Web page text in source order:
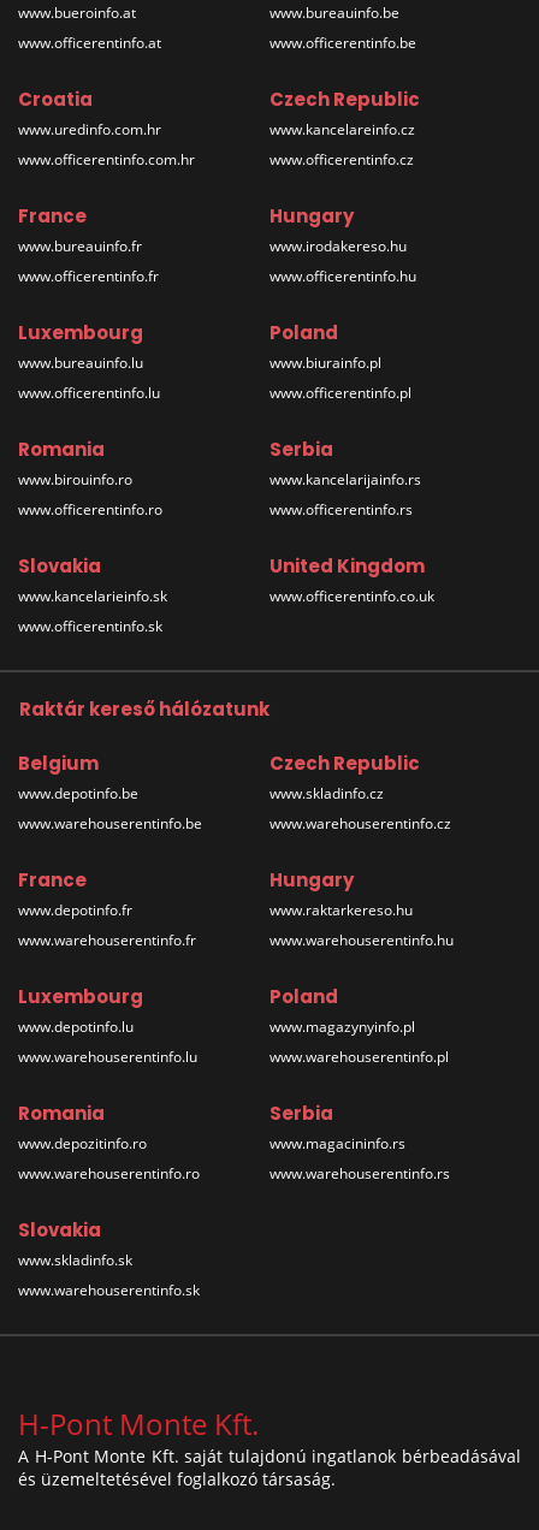
www.bueroinfo.at
www.officerentinfo.at
www.bureauinfo.be
www.officerentinfo.be
Croatia
www.uredinfo.com.hr
www.officerentinfo.com.hr
Czech Republic
www.kancelareinfo.cz
www.officerentinfo.cz
France
www.bureauinfo.fr
www.officerentinfo.fr
Hungary
www.irodakereso.hu
www.officerentinfo.hu
Luxembourg
www.bureauinfo.lu
www.officerentinfo.lu
Poland
www.biurainfo.pl
www.officerentinfo.pl
Romania
www.birouinfo.ro
www.officerentinfo.ro
Serbia
www.kancelarijainfo.rs
www.officerentinfo.rs
Slovakia
www.kancelarieinfo.sk
www.officerentinfo.sk
United Kingdom
www.officerentinfo.co.uk
Raktár kereső hálózatunk
Belgium
www.depotinfo.be
www.warehouserentinfo.be
Czech Republic
www.skladinfo.cz
www.warehouserentinfo.cz
France
www.depotinfo.fr
www.warehouserentinfo.fr
Hungary
www.raktarkereso.hu
www.warehouserentinfo.hu
Luxembourg
www.depotinfo.lu
www.warehouserentinfo.lu
Poland
www.magazynyinfo.pl
www.warehouserentinfo.pl
Romania
www.depozitinfo.ro
www.warehouserentinfo.ro
Serbia
www.magacininfo.rs
www.warehouserentinfo.rs
Slovakia
www.skladinfo.sk
www.warehouserentinfo.sk
H-Pont Monte Kft.
A H-Pont Monte Kft. saját tulajdonú ingatlanok bérbeadásával
és üzemeltetésével foglalkozó társaság.